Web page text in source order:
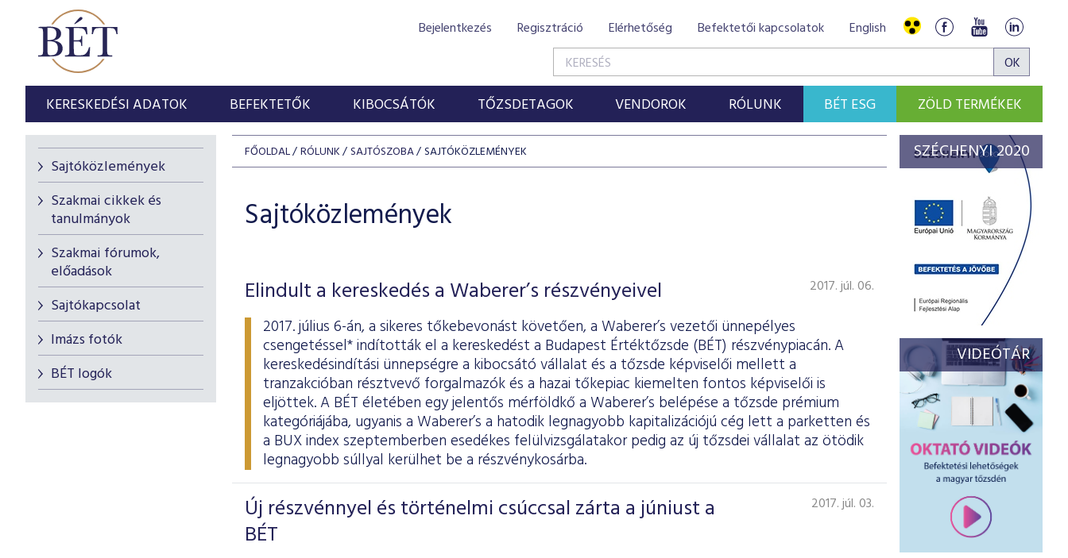
Bejelentkezés Regisztráció Elérhetőség Befektetői kapcsolatok English
KERESKEDÉSI ADATOK BEFEKTETŐK KIBOCSÁTÓK TŐZSDETAGOK VENDOROK RÓLUNK BÉT ESG ZÖLD TERMÉKEK
Sajtóközlemények
Szakmai cikkek és
tanulmányok
Szakmai fórumok,
előadások
Sajtókapcsolat
Imázs fotók
BÉT logók
FŐOLDAL RÓLUNK SAJTÓSZOBA SAJTÓKÖZLEMÉNYEK
Sajtóközlemények
Elindult a kereskedés a Waberer’s részvényeivel 2017. júl. 06.
2017. július 6-án, a sikeres tőkebevonást követően, a Waberer’s vezetői ünnepélyes
csengetéssel* indították el a kereskedést a Budapest Értéktőzsde (BÉT) részvénypiacán. A
kereskedésindítási ünnepségre a kibocsátó vállalat és a tőzsde képviselői mellett a
tranzakcióban résztvevő forgalmazók és a hazai tőkepiac kiemelten fontos képviselői is
eljöttek. A BÉT életében egy jelentős mérföldkő a Waberer’s belépése a tőzsde prémium
kategóriájába, ugyanis a Waberer’s a hatodik legnagyobb kapitalizációjú cég lett a parketten és
a BUX index szeptemberben esedékes felülvizsgálatakor pedig az új tőzsdei vállalat az ötödik
legnagyobb súllyal kerülhet be a részvénykosárba.
Új részvénnyel és történelmi csúccsal zárta a júniust a
BÉT
2017. júl. 03.
SZÉCHENYI 2020
VIDEÓTÁR